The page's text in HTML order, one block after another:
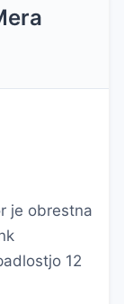
je obrestna
12